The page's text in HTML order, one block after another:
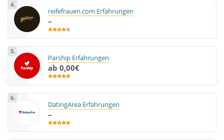
4.
reifefrauen.com Erfahrungen
–
5.
Parship Erfahrungen
ab 0,00€
6.
DatingArea Erfahrungen
–